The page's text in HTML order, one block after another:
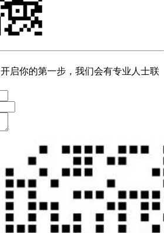
开启你的第一步，我们会有专业人士联